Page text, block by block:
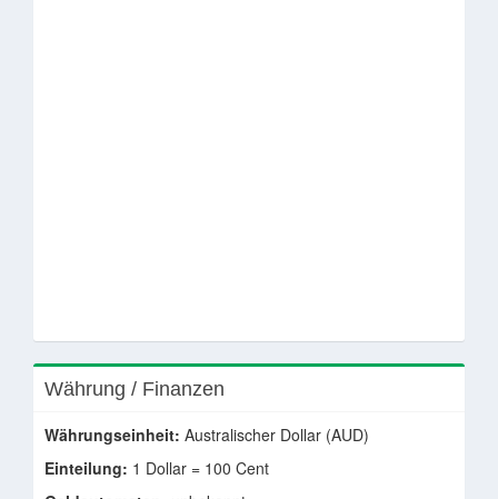
Währung / Finanzen
Währungseinheit: Australischer Dollar (AUD)
Einteilung: 1 Dollar = 100 Cent